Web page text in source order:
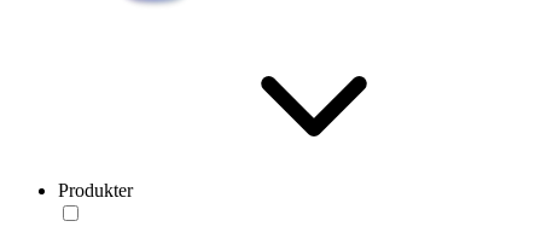
Produkter